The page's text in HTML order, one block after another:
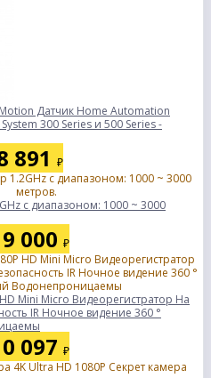
Motion Датчик Home Automation
300 Series и 500 Series -
891 ₽
с диапазоном: 1000 ~ 3000
000 ₽
Mini Micro Видеорегистратор На
IR Ночное видение 360 °
097 ₽